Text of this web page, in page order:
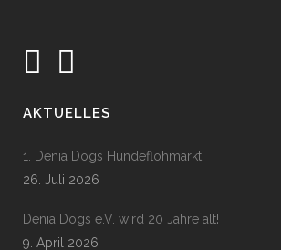
AKTUELLES
1. Denia Dogs Hundeflohmarkt
26. Juli 2026
Denia Dogs e.V. wird 20 Jahre alt!
9. April 2026